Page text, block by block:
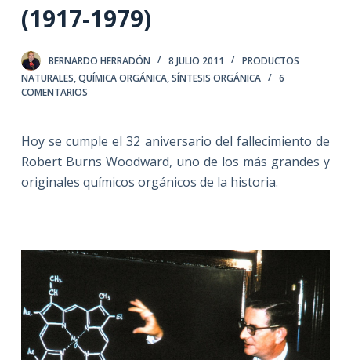
d(1917-1979)
BERNARDO HERRADÓN 8 JULIO 2011
PRODUCTOS
NATURALES,QUÍMICA ORGÁNICA,SÍNTESIS ORGÁNICA
6
COMENTARIOS
Hoy se cumple el 32 aniversario del fallecimiento de
Robert Burns Woodward, uno de los más grandes y
originales químicos orgánicos de la historia.